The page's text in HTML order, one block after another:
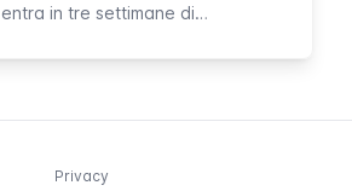
entra in tre settimane di
spettacoli.
Privacy